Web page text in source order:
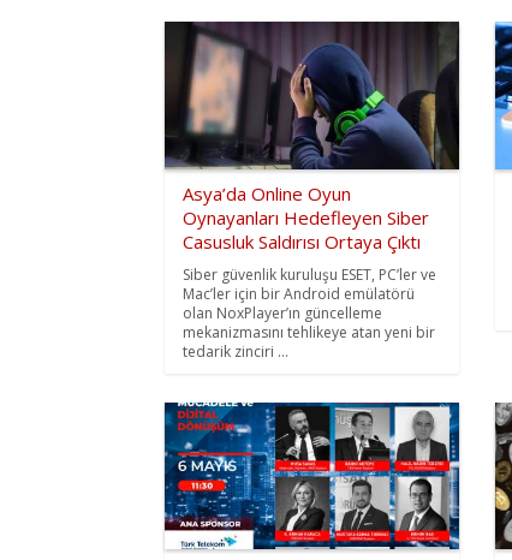
Asya’da Online Oyun
Oynayanları Hedefleyen Siber
Casusluk Saldırısı Ortaya Çıktı
Siber güvenlik kuruluşu ESET, PC’ler ve
Mac’ler için bir Android emülatörü
olan NoxPlayer’ın güncelleme
mekanizmasını tehlikeye atan yeni bir
tedarik zinciri ...